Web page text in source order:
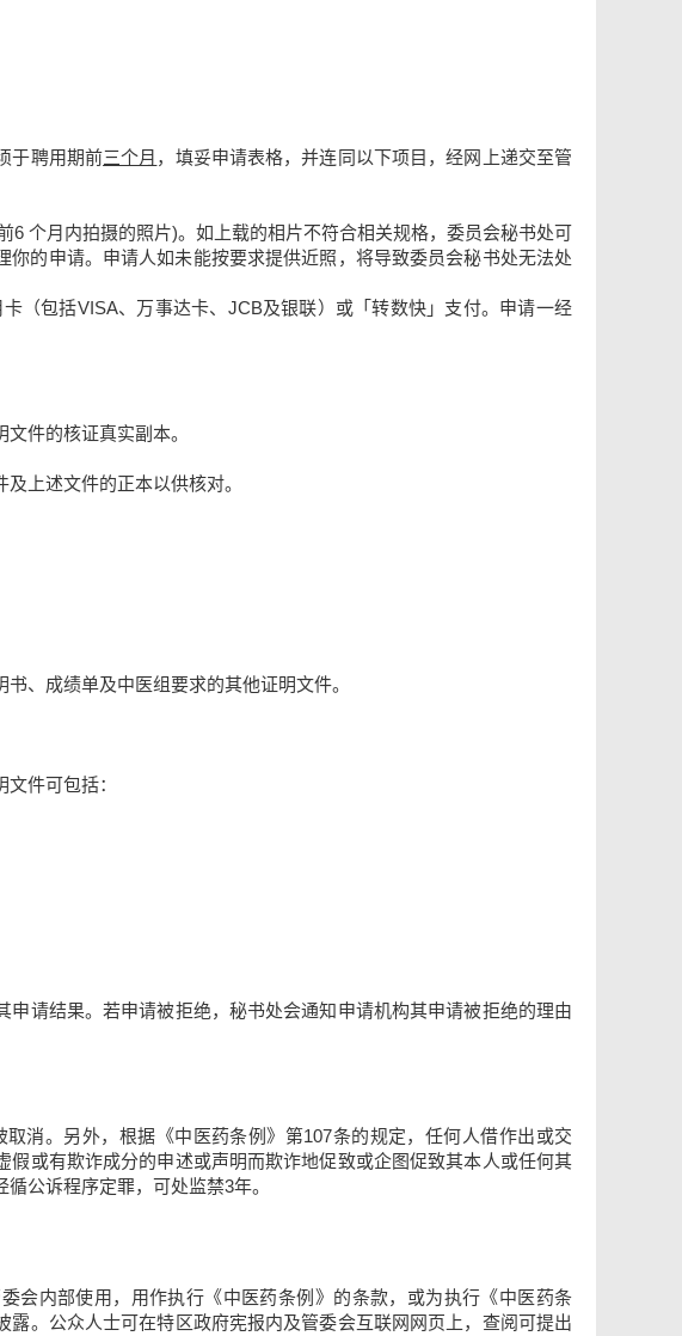
于聘用期前三个月 ，填妥申请表格，并连同以下项目，经网上递交至管
6 个月内拍摄的照片)。如上载的相片不符合相关规格，委员会秘书处可
你的申请。申请人如未能按要求提供近照，将导致委员会秘书处无法处
（包括VISA、万事达卡、JCB及银联）或「转数快」支付。申请一经
件的核证真实副本。
上述文件的正本以供核对。
、成绩单及中医组要求的其他证明文件。
件可包括：
请结果。若申请被拒绝，秘书处会通知申请机构其申请被拒绝的理由
消。另外，根据《中医药条例》第107条的规定，任何人借作出或交
假或有欺诈成分的申述或声明而欺诈地促致或企图促致其本人或任何其
公诉程序定罪，可处监禁3年。
会内部使用，用作执行《中医药条例》的条款，或为执行《中医药条
。公众人士可在特区政府宪报内及管委会互联网网页上，查阅可提出